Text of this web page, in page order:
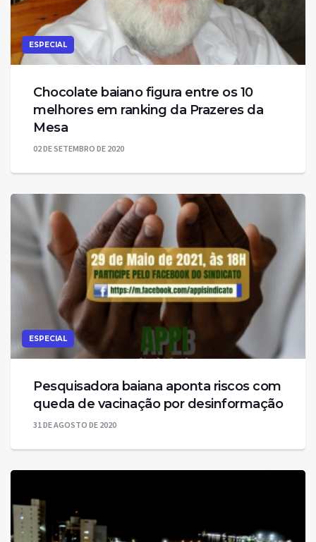
ESPECIAL
Chocolate baiano figura entre os 10
melhores em ranking da Prazeres da
Mesa
02 DE SETEMBRO DE 2020
ESPECIAL
Pesquisadora baiana aponta riscos com
queda de vacinação por desinformação
31 DE AGOSTO DE 2020